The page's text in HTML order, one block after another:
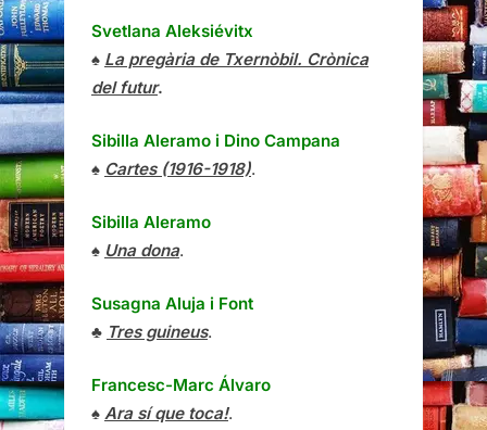
Svetlana Aleksiévitx
♠ La pregària de Txernòbil. Crònica
del futur.
Sibilla Aleramo i Dino Campana
♠ Cartes (1916-1918).
Sibilla Aleramo
♠ Una dona.
Susagna Aluja i Font
♣ Tres guineus.
Francesc-Marc Álvaro
♠ Ara sí que toca!.